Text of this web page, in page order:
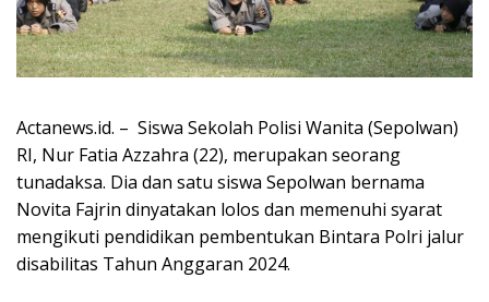
Actanews.id. – Siswa Sekolah Polisi Wanita (Sepolwan)
RI, Nur Fatia Azzahra (22), merupakan seorang
tunadaksa. Dia dan satu siswa Sepolwan bernama
Novita Fajrin dinyatakan lolos dan memenuhi syarat
mengikuti pendidikan pembentukan Bintara Polri jalur
disabilitas Tahun Anggaran 2024.